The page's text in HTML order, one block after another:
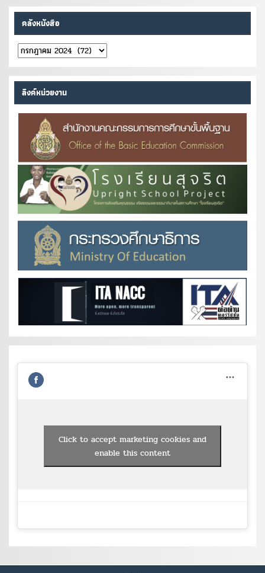
คลังหนังสือ
คลัง
หนังสือ
ลิงค์หน่วยงาน
Click to accept marketing cookies and
enable this content